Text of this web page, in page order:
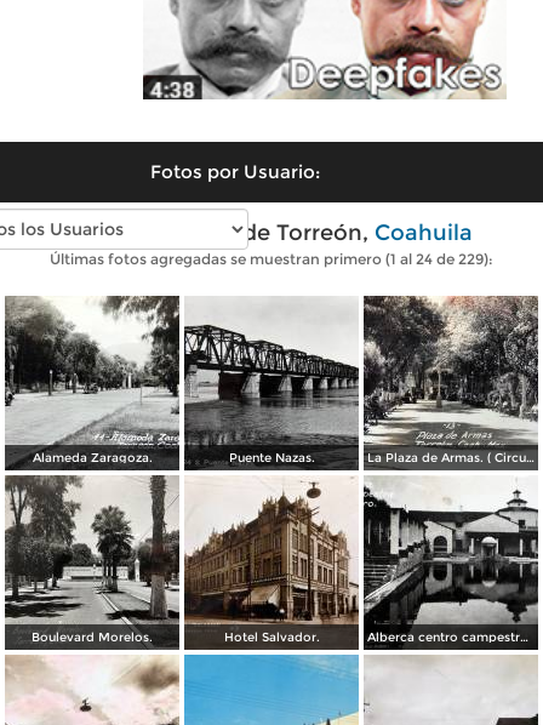
Fotos por Usuario:
Fotos antiguas de Torreón, Coahuila
Últimas fotos agregadas se muestran primero (1 al 24 de 229):
Alameda Zaragoza. Puente Nazas. La Plaza de Armas. ( Circulada el 20 de Abril de 1944 ).
Boulevard Morelos. Hotel Salvador. Alberca centro campestre lagunero.